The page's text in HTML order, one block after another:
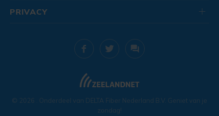
© 2026 . Onderdeel van DELTA Fiber Nederland B.V. Geniet van je
zondag!
PRIVACY